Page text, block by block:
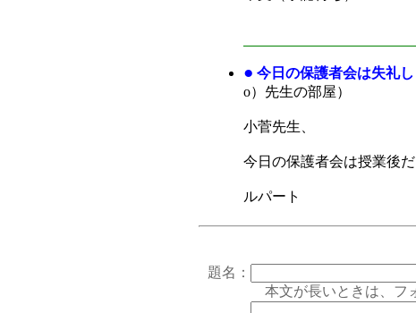
● 今日の保護者会は失礼
o）先生の部屋）
小菅先生、
今日の保護者会は授業後
ルパート
題名：
本文が長いときは、フォー